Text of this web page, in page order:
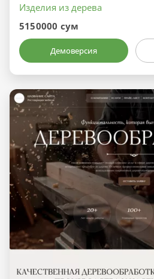
Изделия из дерева
5150000 сум
Демоверсия